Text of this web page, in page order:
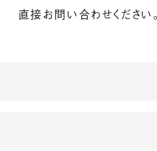
直接お問い合わせください。